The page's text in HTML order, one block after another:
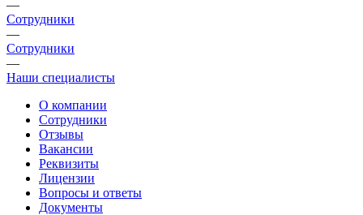
—
Сотрудники
—
Сотрудники
—
Наши специалисты
О компании
Сотрудники
Отзывы
Вакансии
Реквизиты
Лицензии
Вопросы и ответы
Документы